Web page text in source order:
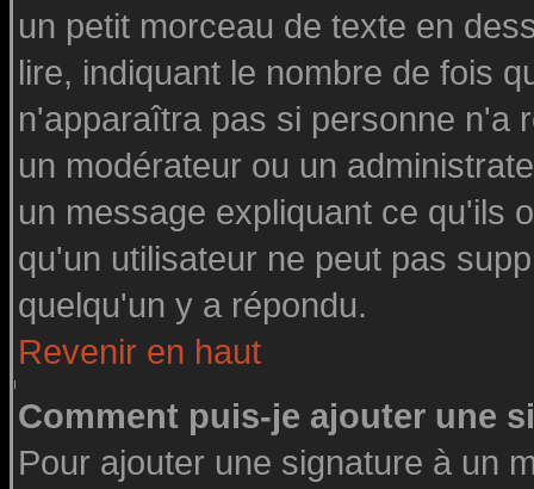
un petit morceau de texte en
lire, indiquant le nombre de fois
n'apparaîtra pas si personne n'a
un modérateur ou un
un message expliquant ce qu'ils
qu'un utilisateur ne peut pas
quelqu'un y a répondu.
Revenir en haut
Comment puis-je ajouter une
Pour ajouter une signature à un